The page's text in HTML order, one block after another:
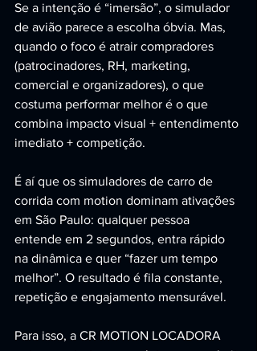
Se a intenção é “imersão”, o simulador
de avião parece a escolha óbvia. Mas,
quando o foco é atrair compradores
(patrocinadores, RH, marketing,
comercial e organizadores), o que
costuma performar melhor é o que
combina impacto visual + entendimento
imediato + competição.
É aí que os simuladores de carro de
corrida com motion dominam ativações
em São Paulo: qualquer pessoa
entende em 2 segundos, entra rápido
na dinâmica e quer “fazer um tempo
melhor”. O resultado é fila constante,
repetição e engajamento mensurável.
Para isso, a CR MOTION LOCADORA